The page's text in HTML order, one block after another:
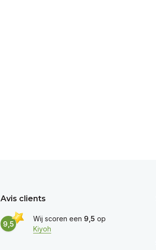
Avis clients
9,5
Wij scoren een 9,5 op
Kiyoh